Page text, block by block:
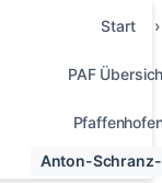
Start
PAF
Anton-Schranz-